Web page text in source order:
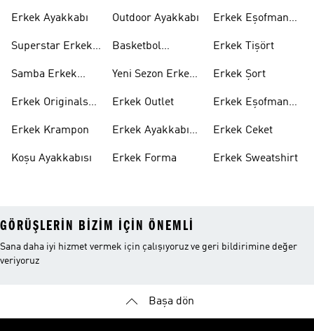
Erkek Ayakkabı
Superstar Erkek
Samba Erkek
Erkek Originals
Erkek Krampon
Koşu Ayakkabısı
Outdoor Ayakkabı
Basketbol
Yeni Sezon Erkek
Erkek Outlet
Erkek Ayakkabı
Erkek Forma
Erkek Eşofman
Erkek Tişört
Erkek Şort
Erkek Eşofman
Erkek Ceket
Erkek Sweatshirt
GÖRÜŞLERIN BIZIM IÇIN ÖNEMLI
Sana daha iyi hizmet vermek için çalışıyoruz ve geri bildirimine değer
veriyoruz
Başa dön